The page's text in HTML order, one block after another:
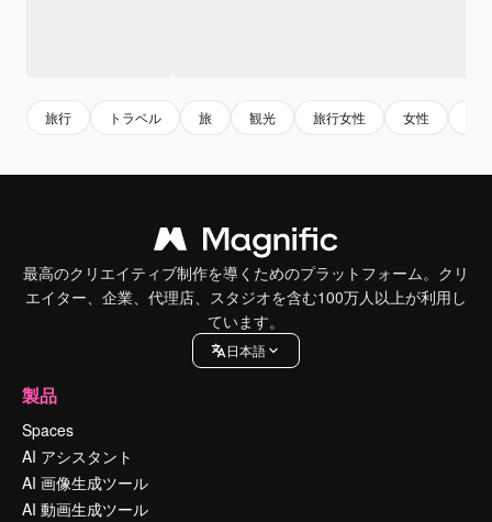
旅行 トラベル 旅 観光 旅行女性 女性
最高のクリエイティブ制作を導くためのプラットフォーム。クリ
エイター、企業、代理店、スタジオを含む100万人以上が利用し
ています。
日本語
製品
Spaces
AI アシスタント
AI 画像生成ツール
AI 動画生成ツール